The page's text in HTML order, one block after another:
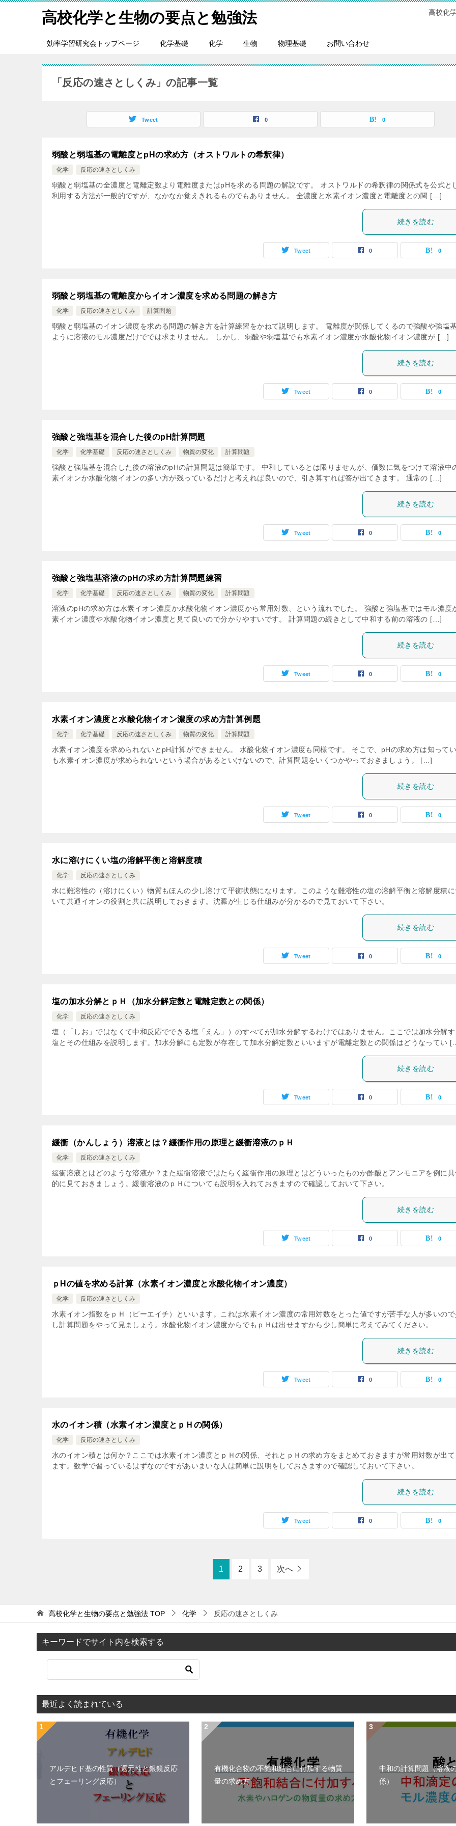
高校化学と生物の要点と勉強法 高校化
効率学習研究会トップページ 化学基礎 化学 生物 物理基礎 お問い合わせ
「反応の速さとしくみ」の記事一覧
Tweet 0 0
弱酸と弱塩基の電離度とpHの求め方（オストワルトの希釈律）
化学 反応の速さとしくみ
弱酸と弱塩基の全濃度と電離定数より電離度またはpHを求める問題の解説です。 オストワルドの希釈律の関係式を公式と
利用する方法が一般的ですが、なかなか覚えきれるものでもありません。 全濃度と水素イオン濃度と電離度との関 […]
続きを読む
Tweet 0 0
弱酸と弱塩基の電離度からイオン濃度を求める問題の解き方
化学 反応の速さとしくみ 計算問題
弱酸と弱塩基のイオン濃度を求める問題の解き方を計算練習をかねて説明します。 電離度が関係してくるので強酸や強塩
ように溶液のモル濃度だけででは求まりません。 しかし、弱酸や弱塩基でも水素イオン濃度か水酸化物イオン濃度が […]
続きを読む
Tweet 0 0
強酸と強塩基を混合した後のpH計算問題
化学 化学基礎 反応の速さとしくみ 物質の変化 計算問題
強酸と強塩基を混合した後の溶液のpHの計算問題は簡単です。 中和しているとは限りませんが、価数に気をつけて溶液中
素イオンか水酸化物イオンの多い方が残っているだけと考えれば良いので、引き算すれば答が出てきます。 通常の […]
続きを読む
Tweet 0 0
強酸と強塩基溶液のpHの求め方計算問題練習
化学 化学基礎 反応の速さとしくみ 物質の変化 計算問題
溶液のpHの求め方は水素イオン濃度か水酸化物イオン濃度から常用対数、という流れでした。 強酸と強塩基ではモル濃度
素イオン濃度や水酸化物イオン濃度と見て良いので分かりやすいです。 計算問題の続きとして中和する前の溶液の […]
続きを読む
Tweet 0 0
水素イオン濃度と水酸化物イオン濃度の求め方計算例題
化学 化学基礎 反応の速さとしくみ 物質の変化 計算問題
水素イオン濃度を求められないとpH計算ができません。 水酸化物イオン濃度も同様です。 そこで、pHの求め方は知って
も水素イオン濃度が求められないという場合があるといけないので、計算問題をいくつかやっておきましょう。 […]
続きを読む
Tweet 0 0
水に溶けにくい塩の溶解平衡と溶解度積
化学 反応の速さとしくみ
水に難溶性の（溶けにくい）物質もほんの少し溶けて平衡状態になります。このような難溶性の塩の溶解平衡と溶解度積
いて共通イオンの役割と共に説明しておきます。沈澱が生じる仕組みが分かるので見ておいて下さい。
続きを読む
Tweet 0 0
塩の加水分解とｐＨ（加水分解定数と電離定数との関係）
化学 反応の速さとしくみ
塩（「しお」ではなくて中和反応でできる塩「えん」）のすべてが加水分解するわけではありません。ここでは加水分解
塩とその仕組みを説明します。加水分解にも定数が存在して加水分解定数といいますが電離定数との関係はどうなってい
続きを読む
Tweet 0 0
緩衝（かんしょう）溶液とは？緩衝作用の原理と緩衝溶液のｐＨ
化学 反応の速さとしくみ
緩衝溶液とはどのような溶液か？また緩衝溶液ではたらく緩衝作用の原理とはどういったものか酢酸とアンモニアを例に
的に見ておきましょう。緩衝溶液のｐＨについても説明を入れておきますので確認しておいて下さい。
続きを読む
Tweet 0 0
ｐHの値を求める計算（水素イオン濃度と水酸化物イオン濃度）
化学 反応の速さとしくみ
水素イオン指数をｐＨ（ピーエイチ）といいます。これは水素イオン濃度の常用対数をとった値ですが苦手な人が多いの
し計算問題をやって見ましょう。水酸化物イオン濃度からでもｐＨは出せますから少し簡単に考えてみてください。
続きを読む
Tweet 0 0
水のイオン積（水素イオン濃度とｐＨの関係）
化学 反応の速さとしくみ
水のイオン積とは何か？ここでは水素イオン濃度とｐＨの関係、それとｐＨの求め方をまとめておきますが常用対数が出
ます。数学で習っているはずなのですがあいまいな人は簡単に説明をしておきますので確認しておいて下さい。
続きを読む
Tweet 0 0
1 2 3 次へ
高校化学と生物の要点と勉強法 TOP 化学 反応の速さとしくみ
キーワードでサイト内を検索する
最近よく読まれている
アルデヒド基の性質（還元性と銀鏡反応
とフェーリング反応）
有機化合物の不飽和結合に付加する物質
量の求め方
中和の計算問題（溶液
係）